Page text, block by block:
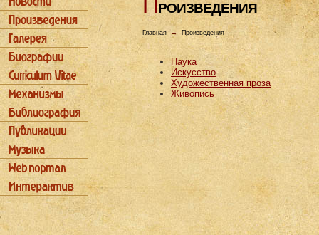
РОИЗВЕДЕHИЯ
Главная→ Произведения
Наука
Искусство
Художественная проза
Живопись